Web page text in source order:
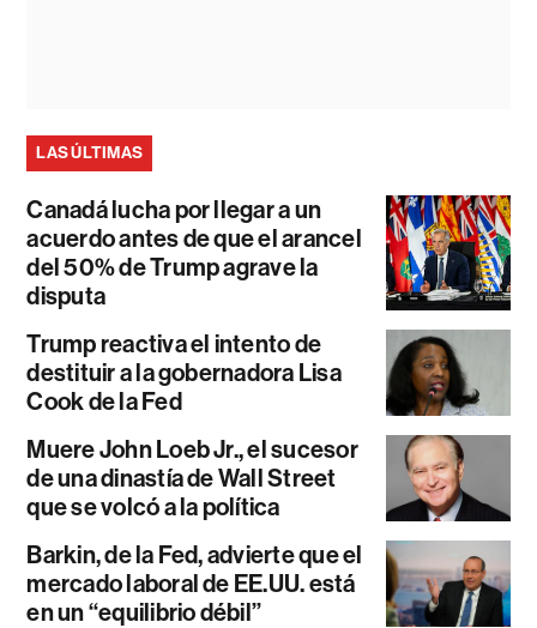
LAS ÚLTIMAS
Canadá lucha por llegar a un
acuerdo antes de que el arancel
del 50% de Trump agrave la
disputa
Trump reactiva el intento de
destituir a la gobernadora Lisa
Cook de la Fed
Muere John Loeb Jr., el sucesor
de una dinastía de Wall Street
que se volcó a la política
Barkin, de la Fed, advierte que el
mercado laboral de EE.UU. está
en un “equilibrio débil”